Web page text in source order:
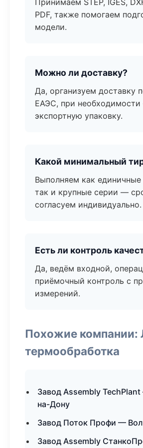
Принимаем STEP, IGES,
PDF, также помогаем
модели.
Можно ли доставку?
Да, организуем доставку
ЕАЭС, при
экспортную упаковку.
Какой минимальный
Выполняем как единичные
так и крупные серии —
согласуем индивидуально.
Есть ли контроль
Да, ведём входной,
приёмочный контроль с
измерений.
Похожие компании:
термообработка
Завод Assembly
на-Дону
Завод Поток Профи —
Завод Assembly